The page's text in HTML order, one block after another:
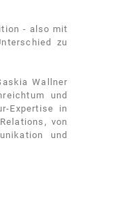
- also mit
zu
Wallner
und
Expertise in
von
und